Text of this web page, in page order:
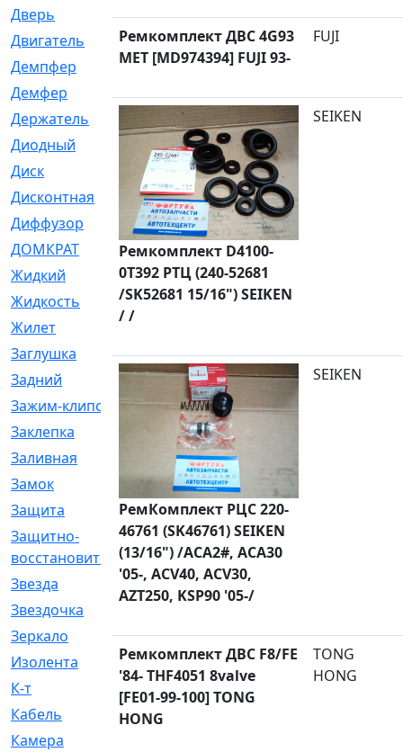
Дверь
[249]
Двигатель
[64]
Демпфер
[2]
Демфер
[1]
Держатель
[5]
Диодный
[3]
Диск
[418]
Дисконтная
[1]
Диффузор
[1]
ДОМКРАТ
[1]
Жидкий
[5]
Жидкость
[80]
Жилет
Заглушка
[21]
Задний
[528]
Зажим-клипса
[1]
Заклепка
[1]
Заливная
[4]
Замок
[12]
Защита
[79]
Защитно-
восстановительный
[4]
Звезда
[1]
Звездочка
Зеркало
[369]
Изолента
[1]
К-т
[13]
Кабель
[50]
Камера
Ремкомплект ДВС 4G93
MET [MD974394] FUJI 93-
FUJI
Ремкомплект D4100-
0T392 РТЦ (240-52681
/SK52681 15/16") SEIKEN
/ /
SEIKEN
РемКомплект РЦС 220-
46761 (SK46761) SEIKEN
(13/16") /ACA2#, ACA30
'05-, ACV40, ACV30,
AZT250, KSP90 '05-/
SEIKEN
Ремкомплект ДВС F8/FE
'84- THF4051 8valve
[FE01-99-100] TONG
HONG
TONG
HONG